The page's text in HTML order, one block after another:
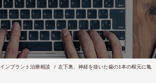
インプラント治療相談
左下奥、神経を抜いた歯の1本の根元に亀